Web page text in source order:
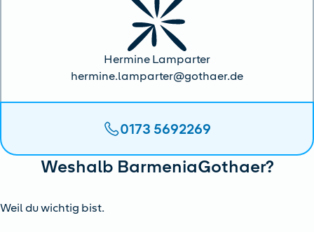
Hermine Lamparter
hermine.lamparter@gothaer.de
0173 5692269
Weshalb BarmeniaGothaer?
Weil du wichtig bist.